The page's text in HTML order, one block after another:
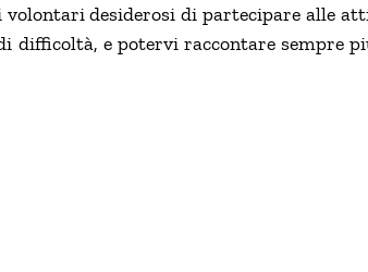
desiderosi di partecipare alle
difficoltà, e potervi raccontare sempre